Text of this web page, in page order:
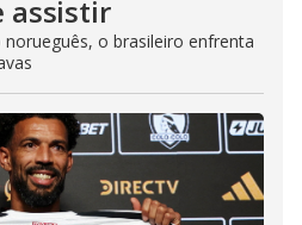
assistir
o brasileiro enfrenta